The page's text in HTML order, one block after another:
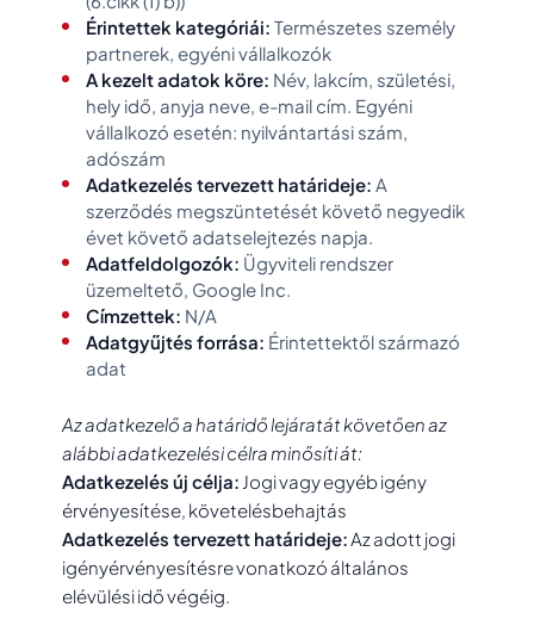
Érintettek kategóriái: Természetes személy
partnerek, egyéni vállalkozók
A kezelt adatok köre: Név, lakcím, születési,
hely idő, anyja neve, e-mail cím. Egyéni
vállalkozó esetén: nyilvántartási szám,
adószám
Adatkezelés tervezett határideje: A
szerződés megszüntetését követő negyedik
évet követő adatselejtezés napja.
Adatfeldolgozók: Ügyviteli rendszer
üzemeltető, Google Inc.
Címzettek: N/A
Adatgyűjtés forrása: Érintettektől származó
adat
Az adatkezelő a határidő lejáratát követően az
alábbi adatkezelési célra minősíti át:
Adatkezelés új célja: Jogi vagy egyéb igény
érvényesítése, követelésbehajtás
Adatkezelés tervezett határideje:Az adott jogi
igényérvényesítésre vonatkozó általános
elévülési idő végéig.